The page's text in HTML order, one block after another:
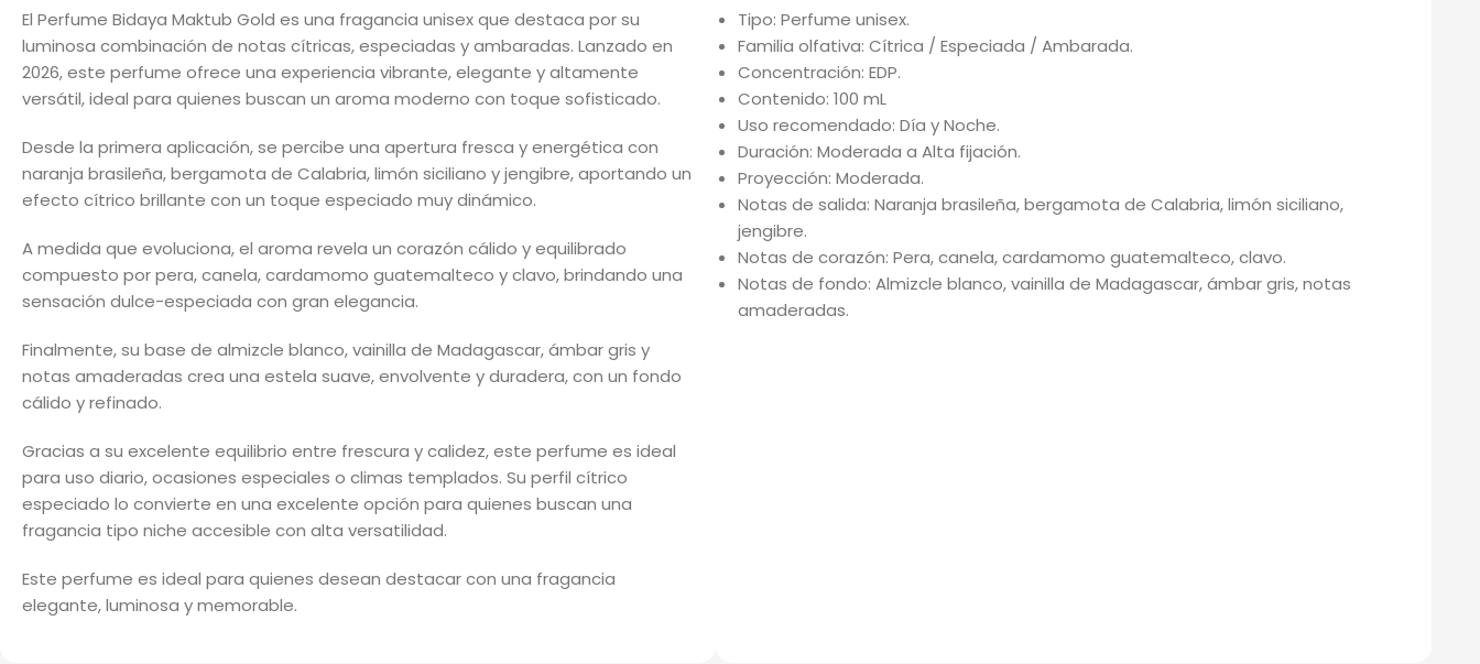
El Perfume Bidaya Maktub Gold es una fragancia unisex que destaca por su
luminosa combinación de notas cítricas, especiadas y ambaradas. Lanzado en
2026, este perfume ofrece una experiencia vibrante, elegante y altamente
versátil, ideal para quienes buscan un aroma moderno con toque sofisticado.
Desde la primera aplicación, se percibe una apertura fresca y energética con
naranja brasileña, bergamota de Calabria, limón siciliano y jengibre, aportando un
efecto cítrico brillante con un toque especiado muy dinámico.
A medida que evoluciona, el aroma revela un corazón cálido y equilibrado
compuesto porpera, canela, cardamomo guatemalteco y clavo, brindando una
sensación dulce-especiada con gran elegancia.
Finalmente, su base de almizcle blanco, vainilla de Madagascar, ámbar gris y
notas amaderadas crea una estela suave, envolvente y duradera, con un fondo
cálido y refinado.
Gracias a su excelente equilibrio entre frescura y calidez, este perfume es ideal
para uso diario, ocasiones especiales o climas templados. Su perfil cítrico
especiado lo convierte en una excelente opción para quienes buscan una
fragancia tipo niche accesible con alta versatilidad.
Este perfume es ideal para quienes desean destacar con una fragancia
elegante, luminosa y memorable.
Tipo: Perfume unisex.
Familia olfativa: Cítrica / Especiada / Ambarada.
Concentración: EDP.
Contenido: 100 mL
Uso recomendado: Día y Noche.
Duración: Moderada a Alta fijación.
Proyección: Moderada.
Notas de salida: Naranja brasileña, bergamota de Calabria, limón siciliano,
jengibre.
Notas de corazón: Pera, canela, cardamomo guatemalteco, clavo.
Notas de fondo: Almizcle blanco, vainilla de Madagascar, ámbar gris, notas
amaderadas.